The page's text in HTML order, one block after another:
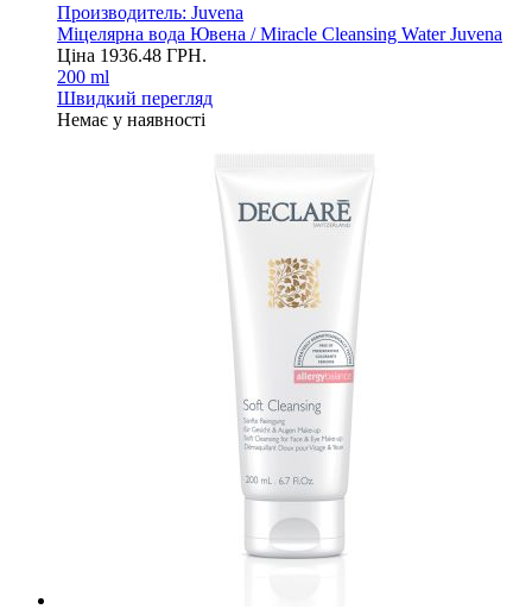
Производитель: Juvena
Міцелярна вода Ювена / Miracle Cleansing Water Juvena
Ціна 1936.48 ГРН.
200 ml
Швидкий перегляд
Немає у наявності